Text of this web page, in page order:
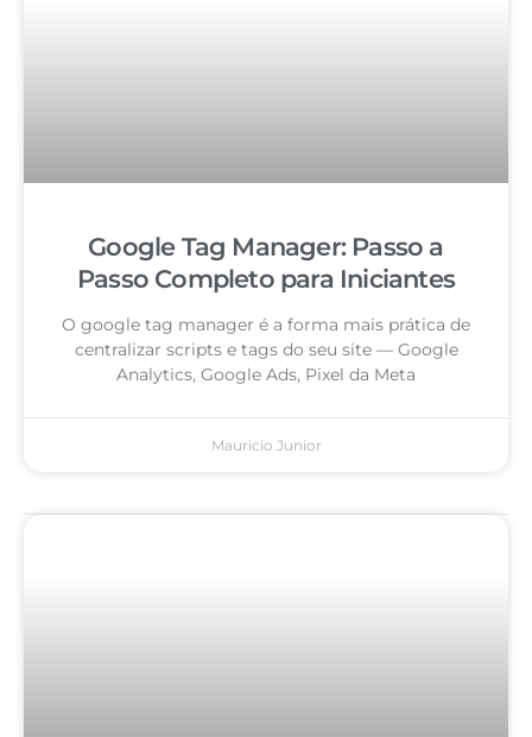
Google Tag Manager: Passo a
Passo Completo para Iniciantes
O google tag manager é a forma mais prática de
centralizar scripts e tags do seu site — Google
Analytics, Google Ads, Pixel da Meta
Mauricio Junior